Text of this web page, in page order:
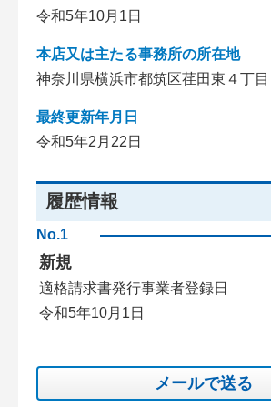
令和5年10月1日
本店又は主たる事務所の所在地
神奈川県横浜市都筑区荏田東４丁
最終更新年月日
令和5年2月22日
履歴情報
No.1
新規
適格請求書発行事業者登録日
令和5年10月1日
メールで送る